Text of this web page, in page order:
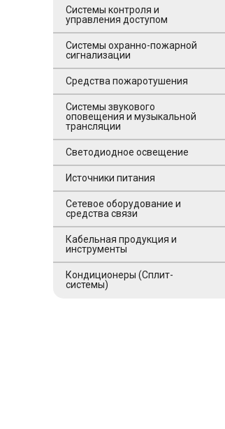
Системы контроля и
управления доступом
Системы охранно-пожарной
сигнализации
Средства пожаротушения
Системы звукового
оповещения и музыкальной
трансляции
Светодиодное освещение
Источники питания
Сетевое оборудование и
средства связи
Кабельная продукция и
инструменты
Кондиционеры (Сплит-
системы)